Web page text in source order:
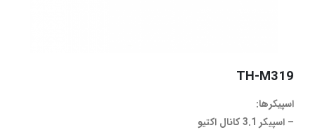
TH-M319
اسپیکرها:
– اسپیکر 3.1 کانال اکتیو